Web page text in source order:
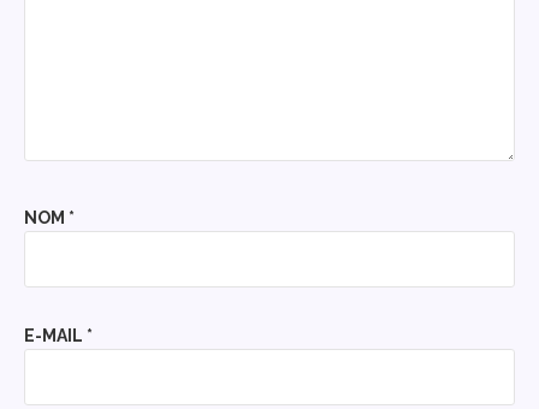
NOM *
E-MAIL *